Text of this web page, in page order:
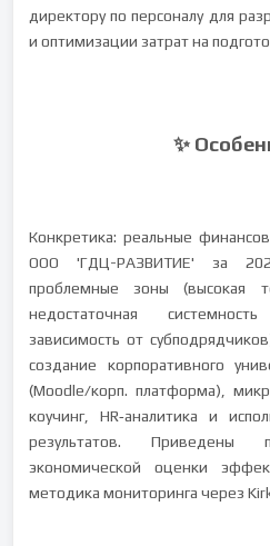
директору по персоналу для
и оптимизации затрат на
✨
Конкретика: реальные
ООО 'ГДЦ-РАЗВИТИЕ' за
проблемные зоны (высокая
недостаточная
зависимость от
создание корпоративного
(Moodle/корп. платформа),
коучинг, HR‑аналитика и
результатов. Приведены
экономической оценки
методика мониторинга через